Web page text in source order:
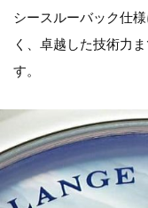
シースルーバック仕
く、卓越した技術力
す。